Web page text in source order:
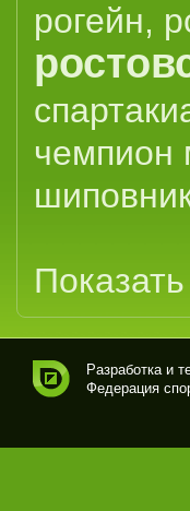
рогейн,
чемпион
вно
Разработка и
Федерация